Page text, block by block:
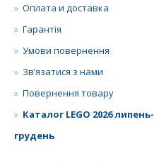
Оплата и доставка
Гарантія
Умови повернення
Зв’язатися з нами
Повернення товару
Каталог LEGO 2026 липень-
грудень